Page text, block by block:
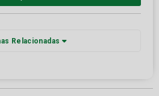
Relacionadas